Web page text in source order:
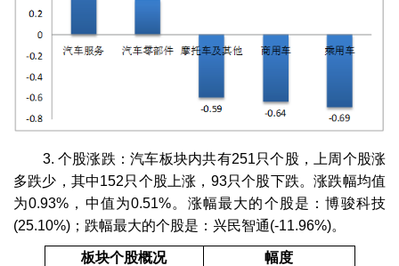
3. 个股涨跌：汽车板块内共有251只个股，上周个股涨
多跌少，其中152只个股上涨，93只个股下跌。涨跌幅均值
为0.93%，中值为0.51%。涨幅最大的个股是：博骏科技
(25.10%)；跌幅最大的个股是：兴民智通(-11.96%)。
板块个股概况 幅度